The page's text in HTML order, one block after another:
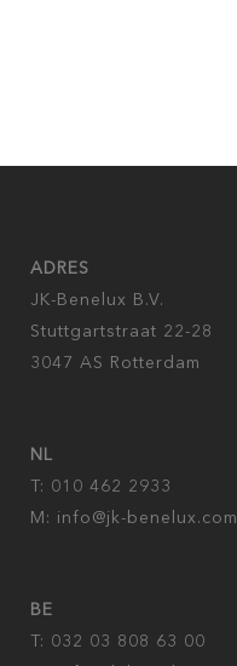
ADRES
JK-Benelux B.V.
Stuttgartstraat 22-28
3047 AS Rotterdam
NL
T: 010 462 2933
M: info@jk-benelux.com
BE
T: 032 03 808 63 00